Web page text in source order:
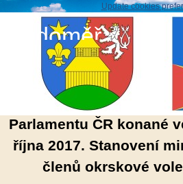
Update cookies
Sudoměř
Stanovení volební komise 2017
Volby do
Parlamentu ČR konané
října 2017. Stanovení
členů okrskové